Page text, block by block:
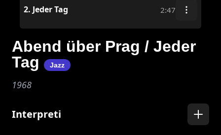
2. Jeder Tag 2:47
Abend über Prag / Jeder
Tag
Jazz
1968
Interpreti